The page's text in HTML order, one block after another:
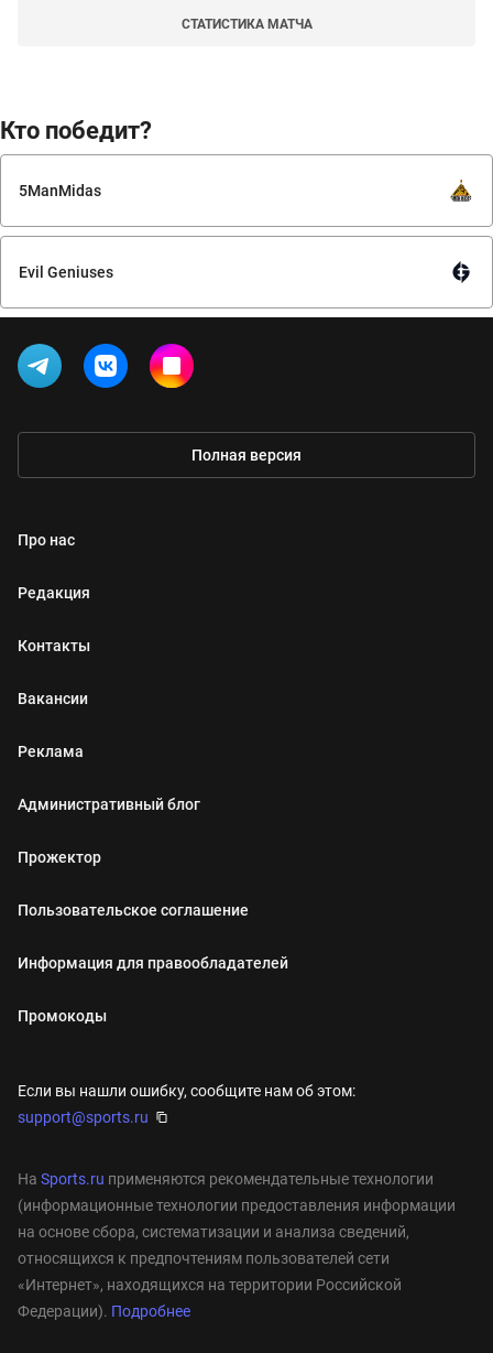
Кто победит?
5ManMidas
Evil Geniuses
СТАТИСТИКА МАТЧА
Полная версия
Про нас
Редакция
Контакты
Вакансии
Реклама
Административный блог
Прожектор
Пользовательское соглашение
Информация для правообладателей
Промокоды
Если вы нашли ошибку, сообщите нам об этом:
support@sports.ru
На Sports.ru применяются рекомендательные технологии
(информационные технологии предоставления информации
на основе сбора, систематизации и анализа сведений,
относящихся к предпочтениям пользователей сети
«Интернет», находящихся на территории Российской
Федерации). Подробнее